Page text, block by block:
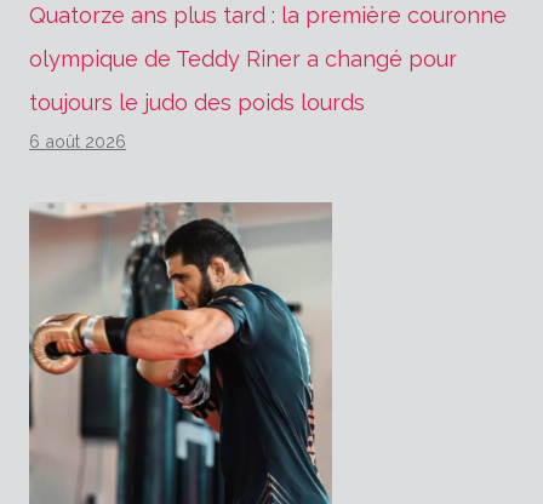
Quatorze ans plus tard : la première couronne
olympique de Teddy Riner a changé pour
toujours le judo des poids lourds
6 août 2026